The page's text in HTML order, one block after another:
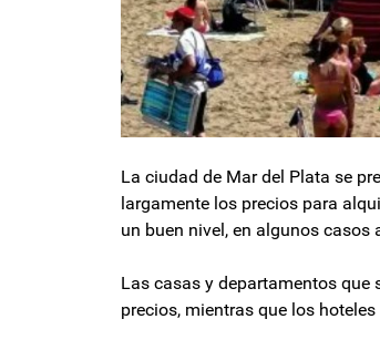
La ciudad de Mar del Plata se
largamente los precios para
un buen nivel, en algunos casos
Las casas y departamentos que
precios, mientras que los